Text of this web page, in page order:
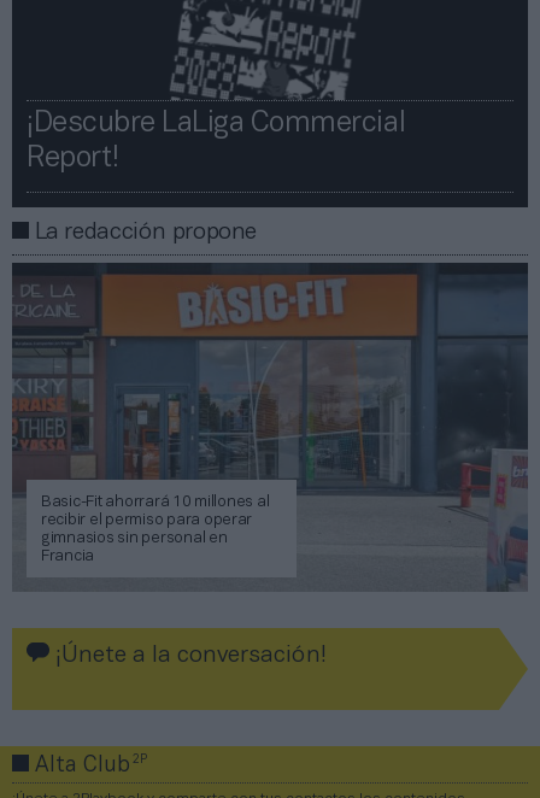
¡Descubre LaLiga Commercial
Report!​​
La redacción propone
Basic-Fit ahorrará 10 millones al
recibir el permiso para operar
gimnasios sin personal en
Francia
¡Únete a la conversación!
Alta Club2P